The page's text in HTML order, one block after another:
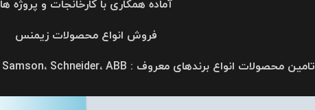
آماده همکاری با کارخانجات و پروژه ها
فروش انواع محصولات زیمنس
تامین محصولات انواع برندهای معروف : SIEMENS، Endress+Hauser، Samson، Schneider، ABB